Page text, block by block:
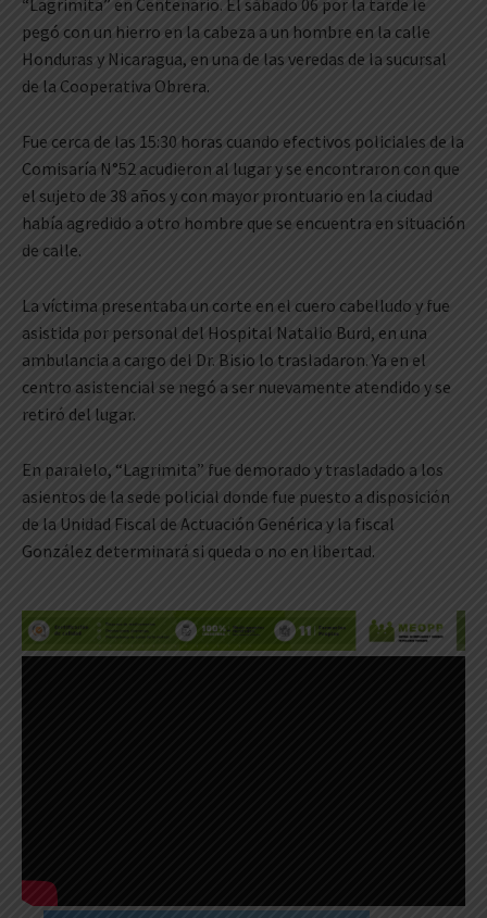
pegó con un hierro en la cabeza a un hombre en la calle
Honduras y Nicaragua, en una de las veredas de la sucursal
de la Cooperativa Obrera.
Fue cerca de las 15:30 horas cuando efectivos policiales de la
Comisaría N°52 acudieron al lugar y se encontraron con que
el sujeto de 38 años y con mayor prontuario en la ciudad
había agredido a otro hombre que se encuentra en situación
de calle.
La víctima presentaba un corte en el cuero cabelludo y fue
asistida por personal del Hospital Natalio Burd, en una
ambulancia a cargo del Dr. Bisio lo trasladaron. Ya en el
centro asistencial se negó a ser nuevamente atendido y se
retiró del lugar.
En paralelo, “Lagrimita” fue demorado y trasladado a los
asientos de la sede policial donde fue puesto a disposición
de la Unidad Fiscal de Actuación Genérica y la fiscal
González determinará si queda o no en libertad.